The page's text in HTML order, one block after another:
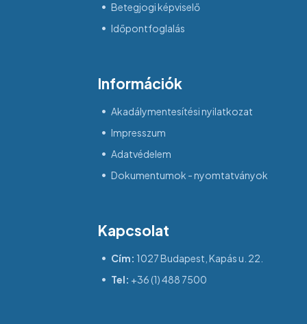
Betegjogi képviselő
Időpontfoglalás
Információk
Akadálymentesítési nyilatkozat
Impresszum
Adatvédelem
Dokumentumok - nyomtatványok
Kapcsolat
Cím: 1027 Budapest, Kapás u. 22.
Tel: +36 (1) 488 7500